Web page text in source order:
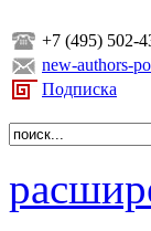
+7 (495) 502-
new-authors-
Подписка